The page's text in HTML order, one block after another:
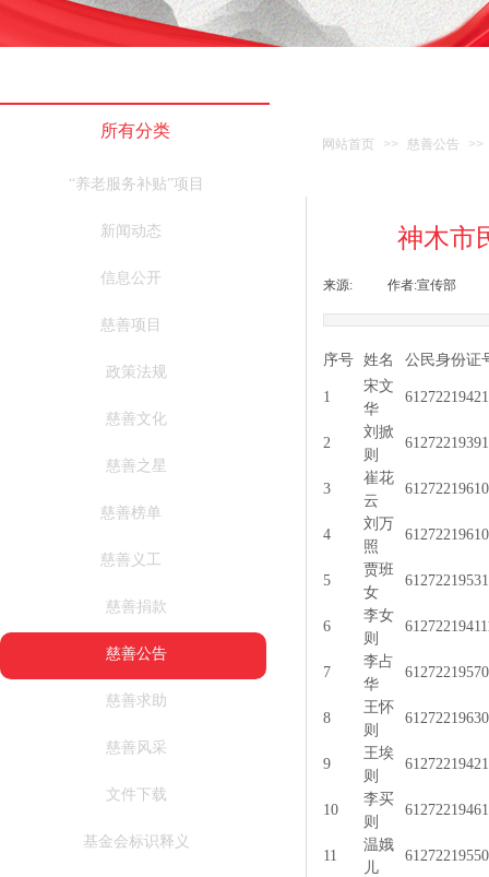
所有分类
网站首页 >> 慈善公告 >>
“养老服务补贴”项目
新闻动态
信息公开
慈善项目
政策法规
慈善文化
慈善之星
慈善榜单
慈善义工
慈善捐款
慈善公告
慈善求助
慈善风采
文件下载
基金会标识释义
神木市
来源: 作者:宣传部
序号 姓名 公民身份证
1
宋文
华
2
刘掀
则
3
崔花
云
4
刘万
照
5
贾班
女
6
李女
则
7
李占
华
8
王怀
则
9
王埃
则
10
李买
则
11
温娥
儿